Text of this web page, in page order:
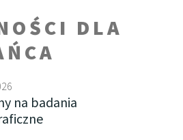
DLA
na badania